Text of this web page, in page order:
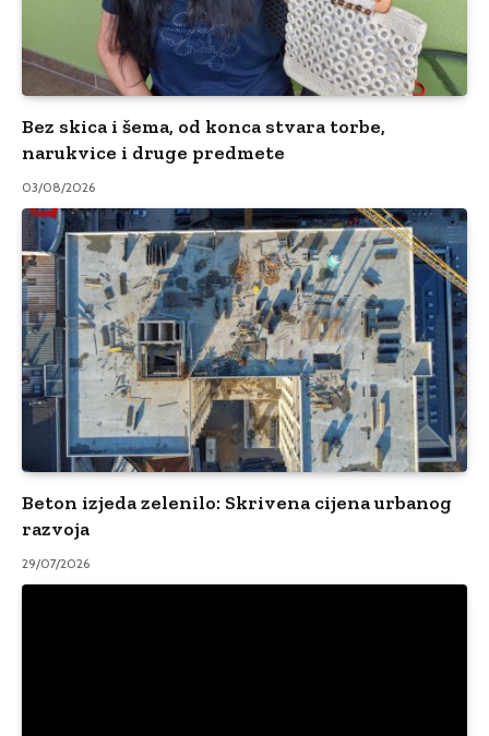
Bez skica i šema, od konca stvara torbe,
narukvice i druge predmete
03/08/2026
Beton izjeda zelenilo: Skrivena cijena urbanog
razvoja
29/07/2026